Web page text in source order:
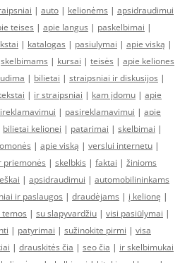
| auto | kelionėms | apsidraudimui
teises | apie langus | paskelbimai |
| katalogas | pasiulymai | apie viską |
skelbimams | kursai | teisės | apie keliones
| bilietai | straipsniai ir diskusijos |
| ir straipsniai | kam įdomu | apie
| pasireklamavimui | apie
bilietai kelionei | patarimai | skelbimai |
| apie viską | verslui internetu |
priemonės | skelbkis | faktai | žinioms
| apsidraudimui | automobilininkams
ir paslaugos | draudėjams | į kelionę |
temos | su slapyvardžiu | visi pasiūlymai |
| patyrimai | sužinokite pirmi | visa
| drauskitės čia | seo čia | ir skelbimukai